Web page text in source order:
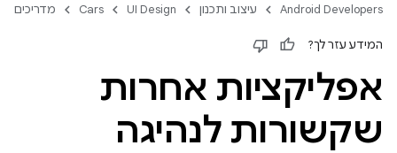
Android Developers עיצוב ותכנון UI Design
Cars מדריכים
המידע עזר לך?
אפליקציות אחרות
שקשורות לנהיגה